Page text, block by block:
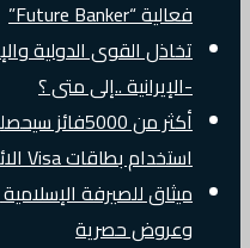
فعالية “Future Banker”
تخاذل القوى الدولية
-الإيرانية ..إلى متى ؟
استخدام بطاقات Visa الائتمانية دوليًا
ميثاق للصيرفة
وعروض حصرية